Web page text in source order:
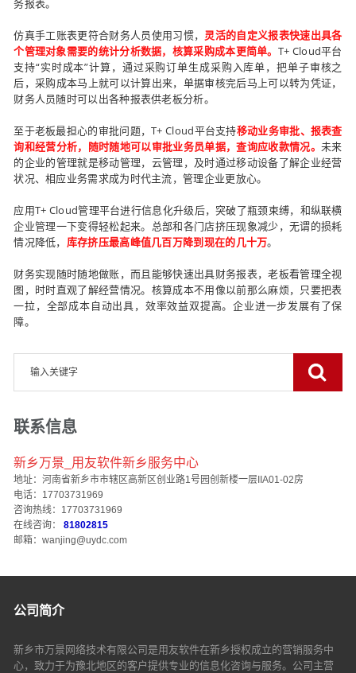
务报表。
仿真手工账表更符合财务人员使用习惯， 灵活的自定义报表快速出具各
个管理对象需要的统计分析数据，核算采购成本更简单。 T+ Cloud平台
支持“实时成本”计算，通过采购订单生成采购入库单，把单子审核之
后，采购成本马上就可以计算出来，单据审核完后马上可以转为凭证，
财务人员随时可以出各种报表供老板分析。
至于老板最担心的审批问题，T+ Cloud平台支持移动业务审批、报表查
询和经营分析，随时随地可以审批业务员单据，查询应收款情况。未来
的企业的管理就是移动管理，云管理，及时通过移动设备了解企业经营
状况、相应业务需求成为时代主流，管理企业更放心。
应用T+ Cloud管理平台进行信息化升级后，突破了瓶颈束缚，和纵联横
企业管理一下变得轻松起来。总部和各门店挤压现象减少，无谓的损耗
情况降低， 库存挤压最高峰值几百万降到现在的几十万。
财务实现随时随地做账，而且能够快速出具财务报表，老板看管理全视
图，时时直观了解经营情况。核算成本不用像以前那么麻烦，只要把表
一拉，全部成本自动出具，效率效益双提高。企业进一步发展有了保
障。
联系信息
新乡万景_用友软件新乡服务中心
地址：河南省新乡市市辖区高新区创业路1号园创新楼一层IIA01-02房
电话：17703731969
咨询热线：17703731969
在线咨询：
81802815
邮箱：wanjing@uydc.com
公司简介
新乡市万景网络技术有限公司是用友软件在新乡授权成立的营销服务中
心，致力于为豫北地区的客户提供专业的信息化咨询与服务。公司主营